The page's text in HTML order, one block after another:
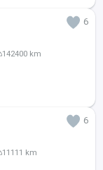
6
142400 km
6
11111 km